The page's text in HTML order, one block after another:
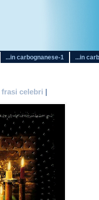
...in carbognanese-1 ...in
frasi celebri |